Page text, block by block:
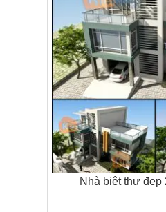
Nhà biệt thự đẹp